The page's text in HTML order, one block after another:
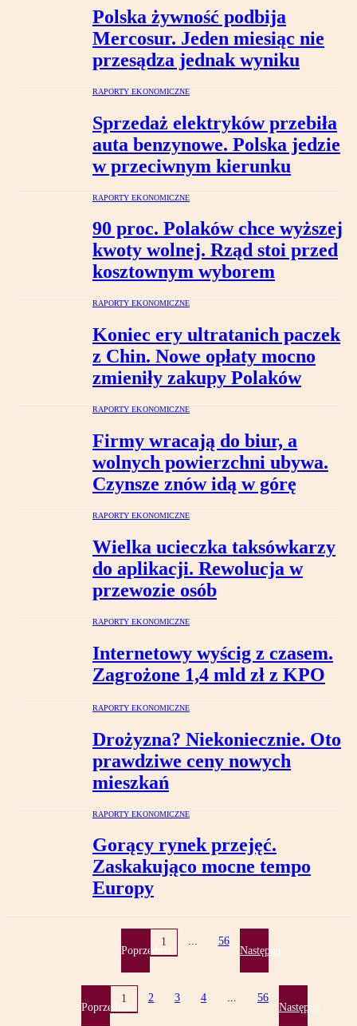
Polska żywność podbija
Mercosur. Jeden miesiąc nie
przesądza jednak wyniku
RAPORTY EKONOMICZNE
Sprzedaż elektryków przebiła
auta benzynowe. Polska jedzie
w przeciwnym kierunku
RAPORTY EKONOMICZNE
90 proc. Polaków chce wyższej
kwoty wolnej. Rząd stoi przed
kosztownym wyborem
RAPORTY EKONOMICZNE
Koniec ery ultratanich paczek
z Chin. Nowe opłaty mocno
zmieniły zakupy Polaków
RAPORTY EKONOMICZNE
Firmy wracają do biur, a
wolnych powierzchni ubywa.
Czynsze znów idą w górę
RAPORTY EKONOMICZNE
Wielka ucieczka taksówkarzy
do aplikacji. Rewolucja w
przewozie osób
RAPORTY EKONOMICZNE
Internetowy wyścig z czasem.
Zagrożone 1,4 mld zł z KPO
RAPORTY EKONOMICZNE
Drożyzna? Niekoniecznie. Oto
prawdziwe ceny nowych
mieszkań
RAPORTY EKONOMICZNE
Gorący rynek przejęć.
Zaskakująco mocne tempo
Europy
Poprzednia
1 ... 56
Następna
Poprzednia
1 2 3 4 ... 56
Następna